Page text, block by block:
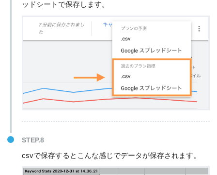
ッドシートで保存します。
STEP.8
csvで保存するとこんな感じでデータが保存されます。